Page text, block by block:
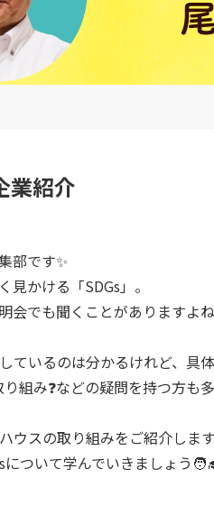
業紹介
部です✨
かける「SDGs」。
会でも聞くことがありますよ
ているのは分かるけれど、具
組み❓などの疑問を持つ方も
ウスの取り組みをご紹介します
ついて学んでいきましょう